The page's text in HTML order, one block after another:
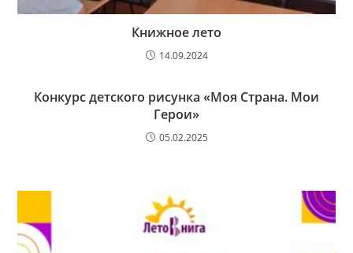
Книжное лето
14.09.2024
Конкурс детского рисунка «Моя Страна. Мои
Герои»
05.02.2025